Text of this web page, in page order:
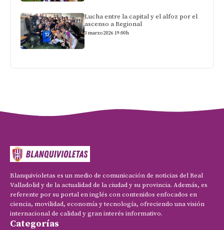
Lucha entre la capital y el alfoz por el
ascenso a Regional
3 marzo 2026 19:00h
Blanquivioletas es un medio de comunicación de noticias del Real
Valladolid y de la actualidad de la ciudad y su provincia. Además, es
referente por su portal en inglés con contenidos enfocados en
ciencia, movilidad, economía y tecnología, ofreciendo una visión
internacional de calidad y gran interés informativo.
Categorías